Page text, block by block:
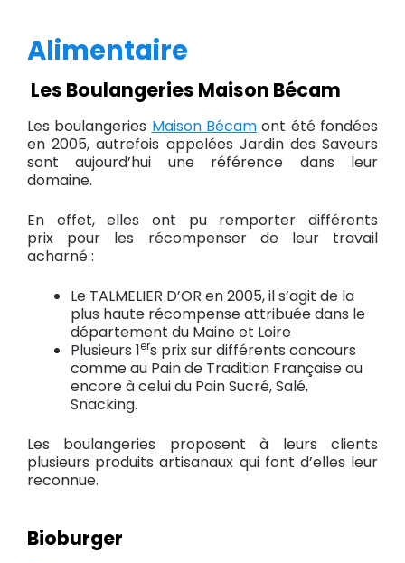
Alimentaire
Les Boulangeries Maison Bécam
Les boulangeries Maison Bécam ont été fondées
en 2005, autrefois appelées Jardin des Saveurs
sont aujourd’hui une référence dans leur
domaine.
En effet, elles ont pu remporter différents
prix pour les récompenser de leur travail
acharné :
Le TALMELIER D’OR en 2005, il s’agit de la
plus haute récompense attribuée dans le
département du Maine et Loire
Plusieurs 1ers prix sur différents concours
comme au Pain de Tradition Française ou
encore à celui du Pain Sucré, Salé,
Snacking.
Les boulangeries proposent à leurs clients
plusieurs produits artisanaux qui font d’elles leur
reconnue.
Bioburger